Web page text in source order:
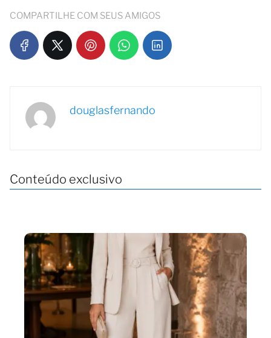
COMPARTILHE COM SEUS AMIGOS
douglasfernando
Conteúdo exclusivo